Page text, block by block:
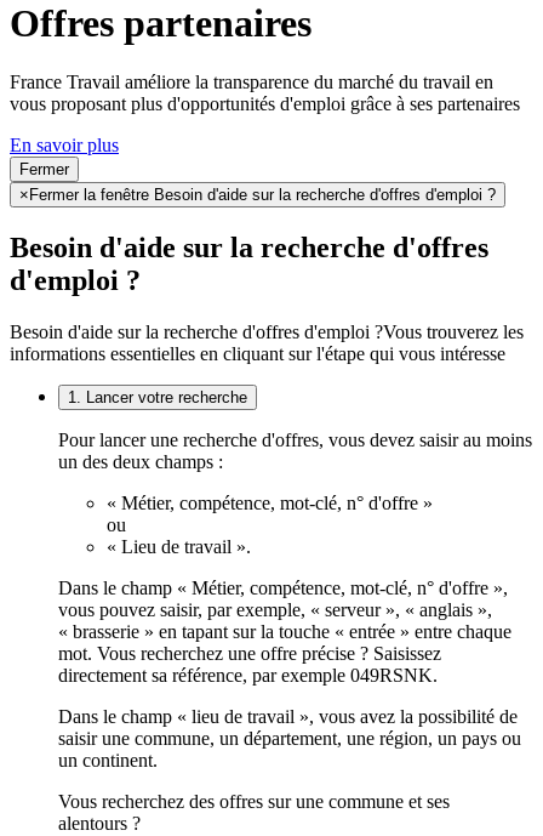
Offres partenaires
France Travail améliore la transparence du marché du travail en
vous proposant plus d'opportunités d'emploi grâce à ses partenaires
En savoir plus
Fermer
× Fermer la fenêtre Besoin d'aide sur la recherche d'offres d'emploi ?
Besoin d'aide sur la recherche d'offres
d'emploi ?
Besoin d'aide sur la recherche d'offres d'emploi ?Vous trouverez les
informations essentielles en cliquant sur l'étape qui vous intéresse
1. Lancer votre recherche
Pour lancer une recherche d'offres, vous devez saisir au moins
un des deux champs :
« Métier, compétence, mot-clé, n° d'offre »
ou
« Lieu de travail ».
Dans le champ « Métier, compétence, mot-clé, n° d'offre »,
vous pouvez saisir, par exemple, « serveur », « anglais »,
« brasserie » en tapant sur la touche « entrée » entre chaque
mot. Vous recherchez une offre précise ? Saisissez
directement sa référence, par exemple 049RSNK.
Dans le champ « lieu de travail », vous avez la possibilité de
saisir une commune, un département, une région, un pays ou
un continent.
Vous recherchez des offres sur une commune et ses
alentours ?